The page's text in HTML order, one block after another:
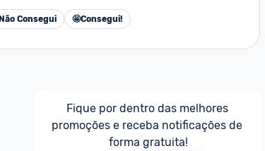
Não Consegui 🤩Consegui!
Fique por dentro das melhores
promoções e receba notificações de
forma gratuita!